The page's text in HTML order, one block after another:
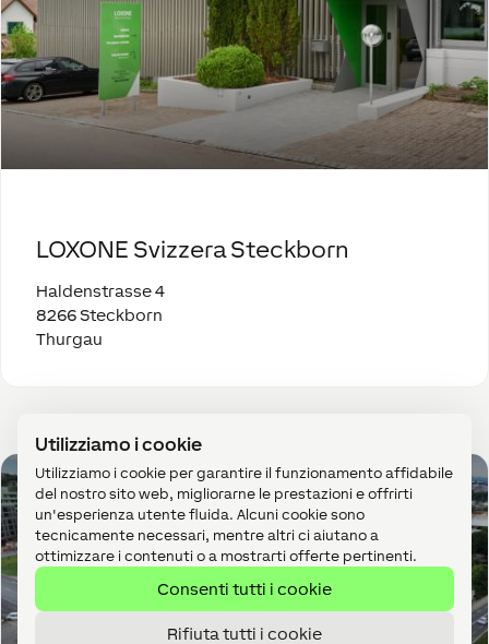
Utilizziamo i cookie
Utilizziamo i cookie per garantire il funzionamento affidabile
del nostro sito web, migliorarne le prestazioni e offrirti
un'esperienza utente fluida. Alcuni cookie sono
tecnicamente necessari, mentre altri ci aiutano a
ottimizzare i contenuti o a mostrarti offerte pertinenti.
Consenti tutti i cookie
Rifiuta tutti i cookie
LOXONE Svizzera Steckborn
Haldenstrasse 4
8266 Steckborn
Thurgau